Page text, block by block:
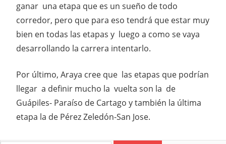
ganar una etapa que es un sueño de todo
corredor, pero que para eso tendrá que estar muy
bien en todas las etapas y luego a como se vaya
desarrollando la carrera intentarlo.
Por último, Araya cree que las etapas que podrían
llegar a definir mucho la vuelta son la de
Guápiles- Paraíso de Cartago y también la última
etapa la de Pérez Zeledón-San Jose.